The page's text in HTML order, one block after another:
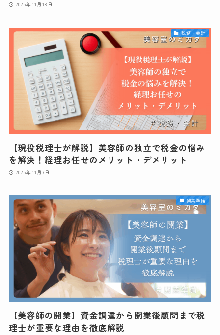
2025年11月18日
税務・会計
【現役税理士が解説】美容師の独立で税金の悩み
を解決！経理お任せのメリット・デメリット
2025年11月7日
開業準備
【美容師の開業】資金調達から開業後顧問まで税
理士が重要な理由を徹底解説